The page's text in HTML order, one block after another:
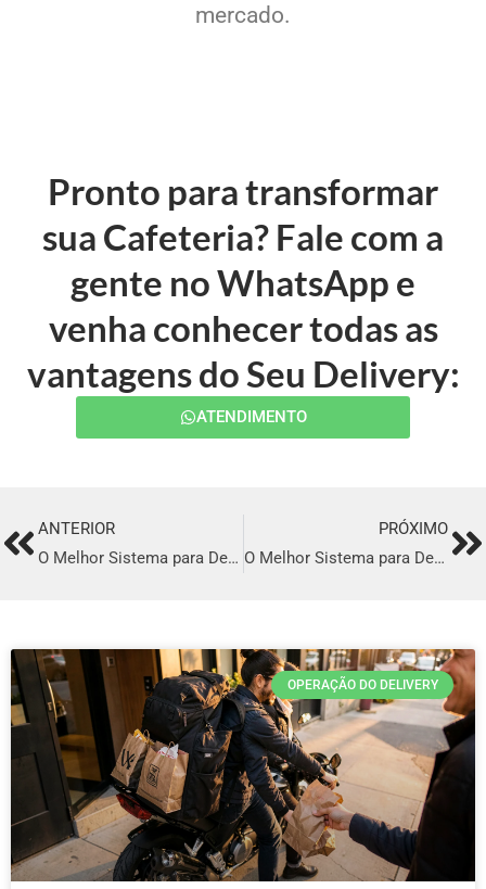
mercado.
Pronto para transformar
sua Cafeteria? Fale com a
gente no WhatsApp e
venha conhecer todas as
vantagens do Seu Delivery:
ATENDIMENTO
PrevANTERIOR
O Melhor Sistema para Delivery em Acopiara
PRÓXIMO
O Melhor Sistema para Delivery em Catu
OPERAÇÃO DO DELIVERY